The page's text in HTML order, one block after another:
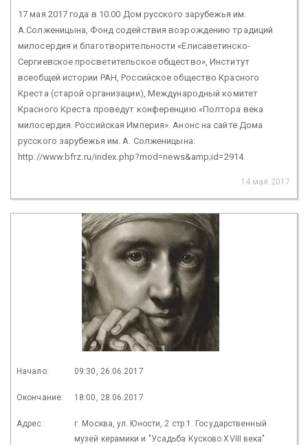
17 мая 2017 года в 10.00 Дом русского зарубежья им.
А.Солженицына, Фонд содействия возрождению традиций
милосердия и благотворительности «Елисаветинско-
Сергиевское просветительское общество», Институт
всеобщей истории РАН, Российское общество Красного
Креста (старой организации), Международный комитет
Красного Креста проведут конференцию «Полтора века
милосердия. Российская Империя». Анонс на сайте Дома
русского зарубежья им. А. Солженицына:
http://www.bfrz.ru/index.php?mod=news&amp;id=2914
14 мая 2017
Начало: 09:30, 26.06.2017
Окончание: 18:00, 28.06.2017
Адрес:
г. Москва, ул. Юности, 2 стр.1. Государственный
музей керамики и "Усадьба Кусково XVIII века"